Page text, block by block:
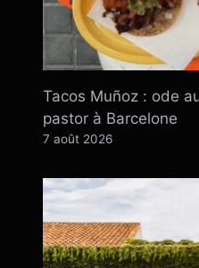
Tacos Muñoz : ode
pastor à Barcelone
7 août 2026